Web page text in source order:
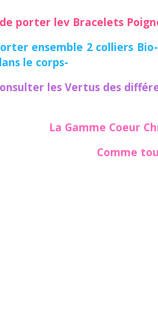
porter lev Bracelets
ensemble 2 colliers
le corps-
les Vertus des
La Gamme Coeur
Comme